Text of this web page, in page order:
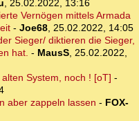
, 25.02.2022, 13:16
Vernögen mittels Armada
- Joe68, 25.02.2022, 14:05
Sieger/ diktieren die Sieger,
hat. - MausS, 25.02.2022,
System, noch ! [oT] -
aber zappeln lassen - FOX-